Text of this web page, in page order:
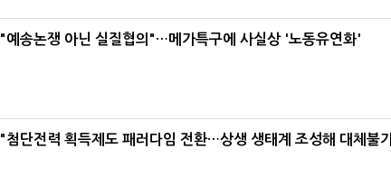
"예송논쟁 아닌 실질협의"…메가특구에 사실상 '노동유연화'
"첨단전력 획득제도 패러다임 전환…상생 생태계 조성해 대체불